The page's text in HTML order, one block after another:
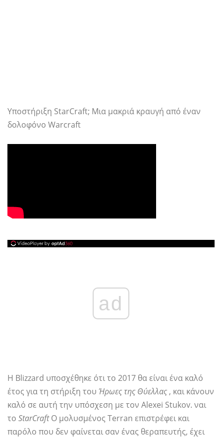
Υποστήριξη StarCraft; Μια μακριά κραυγή από έναν
δολοφόνο Warcraft
ad
Η Blizzard υποσχέθηκε ότι το 2017 θα είναι ένα καλό
έτος για τη στήριξη του Ήρωες της Θύελλας , και κάνουν
καλό σε αυτή την υπόσχεση με τον Alexei Stukov. ναι
το StarCraftΟ μολυσμένος Terran επιστρέφει και
παρόλο που δεν φαίνεται σαν ένας θεραπευτής, έχει